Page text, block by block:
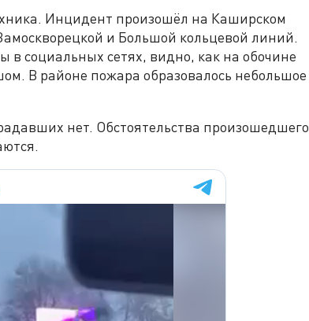
Инцидент произошёл на Каширском
и Большой кольцевой линий.
в социальных сетях, видно, как на обочине
В районе пожара образовалось небольшое
нет. Обстоятельства произошедшего